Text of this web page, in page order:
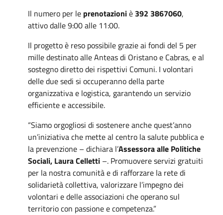
Il numero per le prenotazioniè 392 3867060,
attivo dalle 9:00 alle 11:00.
Il progetto è reso possibile grazie ai fondi del 5 per
mille destinato alle Anteas di Oristano e Cabras, e al
sostegno diretto dei rispettivi Comuni. I volontari
delle due sedi si occuperanno della parte
organizzativa e logistica, garantendo un servizio
efficiente e accessibile.
“Siamo orgogliosi di sostenere anche quest’anno
un’iniziativa che mette al centro la salute pubblica e
la prevenzione – dichiara l’Assessora alle Politiche
Sociali, Laura Celletti –. Promuovere servizi gratuiti
per la nostra comunità e di rafforzare la rete di
solidarietà collettiva, valorizzare l’impegno dei
volontari e delle associazioni che operano sul
territorio con passione e competenza.”